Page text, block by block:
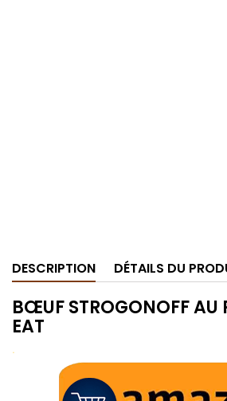
DESCRIPTION DÉTAILS DU
BŒUF STROGONOFF AU
EAT
.